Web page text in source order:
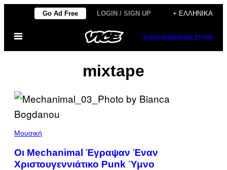
Μετάβαση
περιεχόμενο
Go Ad Free LOGIN / SIGN UP + ΕΛΛΗΝΙΚΆ
Ανοίξτε
μενού
SUBSCRIBENEWSLETTER
mixtape
Μουσική
Οι Mechanimal Έγραψαν Έναν
Χριστουγεννιάτικο Punk Ύμνο